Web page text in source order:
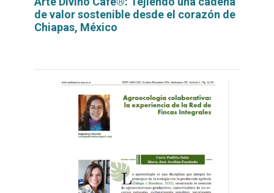
de valor sostenible desde el corazón de
Chiapas, México